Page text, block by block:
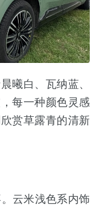
白、瓦纳蓝、
每一种颜色灵感
赏草露青的清新
云米浅色系内饰